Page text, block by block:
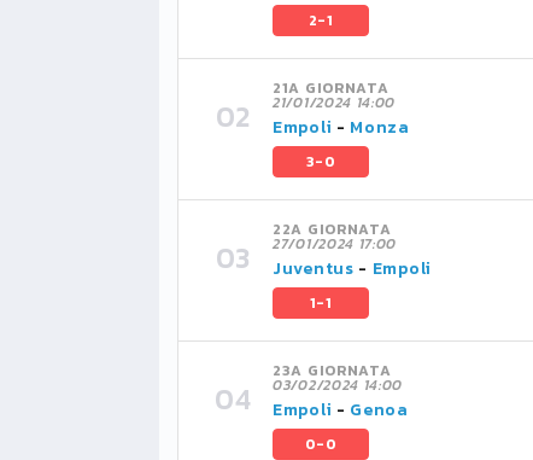
2-1
21A GIORNATA
21/01/2024 14:00
Empoli - Monza
3-0
22A GIORNATA
27/01/2024 17:00
Juventus - Empoli
1-1
23A GIORNATA
03/02/2024 14:00
Empoli - Genoa
0-0